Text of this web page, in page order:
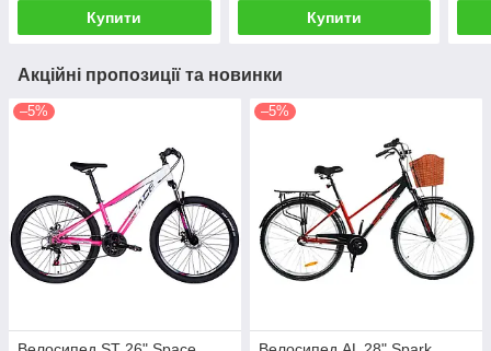
Купити Купити
Акційні пропозиції та новинки
–5% –5%